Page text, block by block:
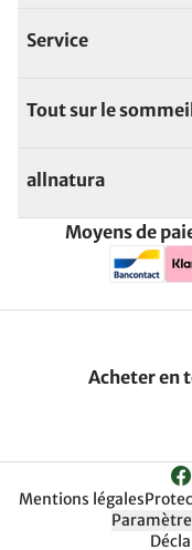
Service
Tout sur le
allnatura
Moyens de
Acheter en
Mentions légales